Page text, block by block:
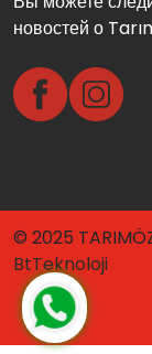
новостей о
© 2025
BtTeknoloji